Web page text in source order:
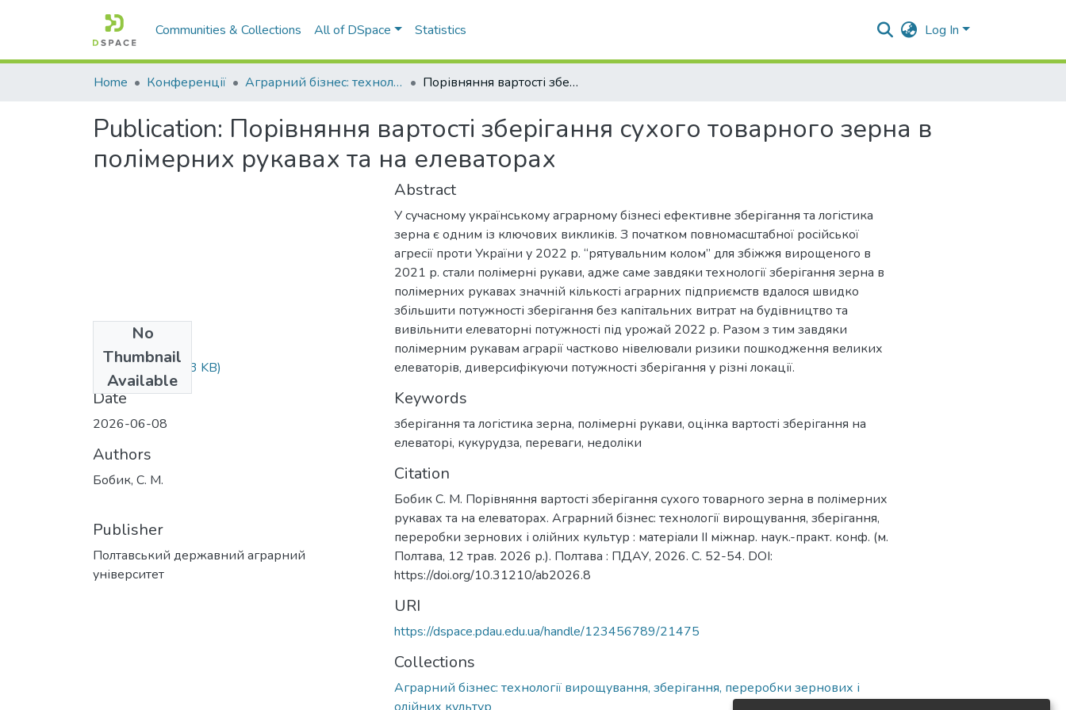
Communities & Collections All of DSpace Statistics Log In
Home Конференції Аграрний бізнес: технології вирощування, зберігання, переробки зернових і олійних культур Порівняння вартості зберігання сухого товарного зерна в полімерних рукавах та на елеваторах
Publication: Порівняння вартості зберігання сухого товарного зерна в
полімерних рукавах та на елеваторах
No
Thumbnail
Available
20 (1).pdf(121.63 KB)
Date
2026-06-08
Authors
Бобик, С. М.
Publisher
Полтавський державний аграрний
університет
Abstract
У сучасному українському аграрному бізнесі ефективне зберігання та логістика
зерна є одним із ключових викликів. З початком повномасштабної російської
агресії проти України у 2022 р. “рятувальним колом” для збіжжя вирощеного в
2021 р. стали полімерні рукави, адже саме завдяки технології зберігання зерна в
полімерних рукавах значній кількості аграрних підприємств вдалося швидко
збільшити потужності зберігання без капітальних витрат на будівництво та
вивільнити елеваторні потужності під урожай 2022 р. Разом з тим завдяки
полімерним рукавам аграрії частково нівелювали ризики пошкодження великих
елеваторів, диверсифікуючи потужності зберігання у різні локації.
Keywords
зберігання та логістика зерна, полімерні рукави, оцінка вартості зберігання на
елеваторі, кукурудза, переваги, недоліки
Citation
Бобик С. М. Порівняння вартості зберігання сухого товарного зерна в полімерних
рукавах та на елеваторах. Аграрний бізнес: технології вирощування, зберігання,
переробки зернових і олійних культур : матеріали ІІ міжнар. наук.-практ. конф. (м.
Полтава, 12 трав. 2026 р.). Полтава : ПДАУ, 2026. С. 52-54. DOI:
https://doi.org/10.31210/ab2026.8
URI
https://dspace.pdau.edu.ua/handle/123456789/21475
Collections
Аграрний бізнес: технології вирощування, зберігання, переробки зернових і